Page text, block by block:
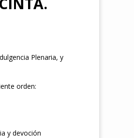
Plenaria, y
orden:
y devoción